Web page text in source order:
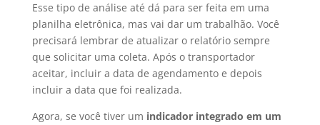
Esse tipo de análise até dá para ser feita em uma
planilha eletrônica, mas vai dar um trabalhão. Você
precisará lembrar de atualizar o relatório sempre
que solicitar uma coleta. Após o transportador
aceitar, incluir a data de agendamento e depois
incluir a data que foi realizada.
Agora, se você tiver um indicador integrado em um